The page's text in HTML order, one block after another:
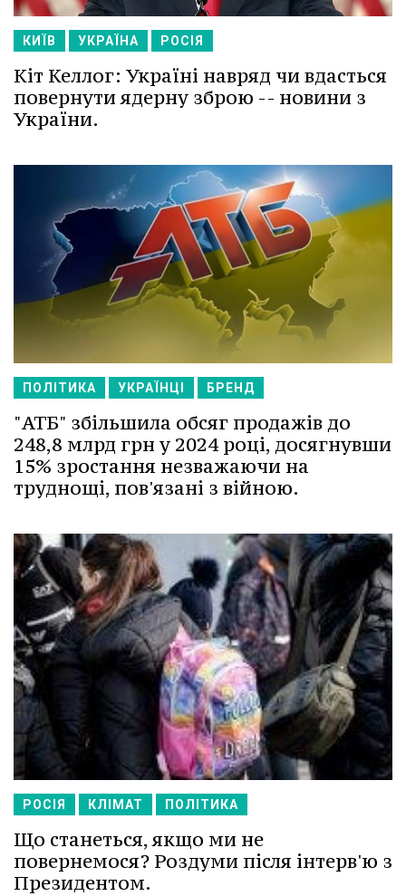
КИЇВ УКРАЇНА РОСІЯ
Кіт Келлог: Україні навряд чи вдасться
повернути ядерну зброю -- новини з
України.
ПОЛІТИКА УКРАЇНЦІ БРЕНД
"АТБ" збільшила обсяг продажів до
248,8 млрд грн у 2024 році, досягнувши
15% зростання незважаючи на
труднощі, пов'язані з війною.
РОСІЯ КЛІМАТ ПОЛІТИКА
Що станеться, якщо ми не
повернемося? Роздуми після інтерв'ю з
Президентом.